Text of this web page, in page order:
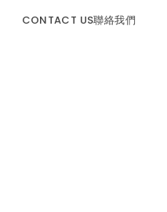
CONTACT US聯絡我們